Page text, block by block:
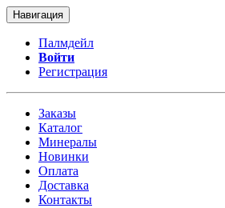
Навигация
Палмдейл
Войти
Регистрация
Заказы
Каталог
Минералы
Новинки
Оплата
Доставка
Контакты